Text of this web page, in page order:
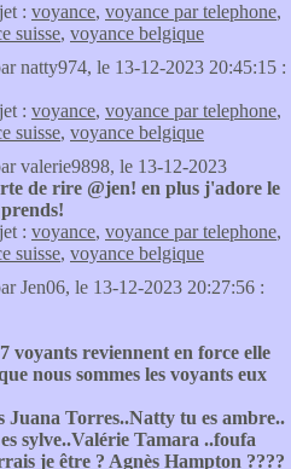
: voyance, voyance par telephone,
suisse, voyance belgique
natty974, le 13-12-2023 20:45:15 :
: voyance, voyance par telephone,
suisse, voyance belgique
valerie9898, le 13-12-2023
de rire @jen! en plus j'adore le
: voyance, voyance par telephone,
suisse, voyance belgique
Jen06, le 13-12-2023 20:27:56 :
voyants reviennent en force elle
nous sommes les voyants eux
Juana Torres..Natty tu es ambre..
sylve..Valérie Tamara ..foufa
je être ? Agnès Hampton ????